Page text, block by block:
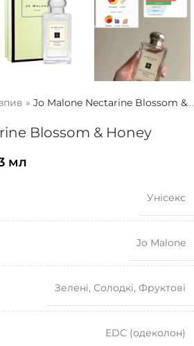
» Jo Malone Nectarine Blossom &
Blossom & Honey
мл
Унісекс
Jo Malone
Зелені, Солодкі, Фруктові
EDC (одеколон)